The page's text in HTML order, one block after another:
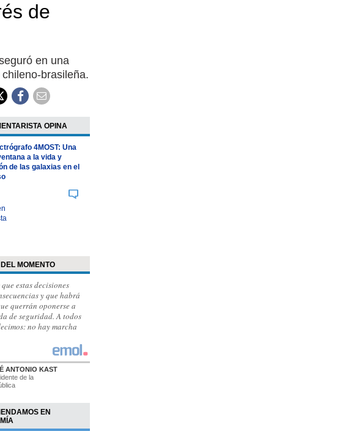
de
en una
brasileña.
OPINA
4MOST: Una
a la vida y
de las galaxias en el
MOMENTO
que estas decisiones
y que habrá
querrán oponerse a
de seguridad. A todos
no hay marcha
ANTONIO KAST
de la
EN